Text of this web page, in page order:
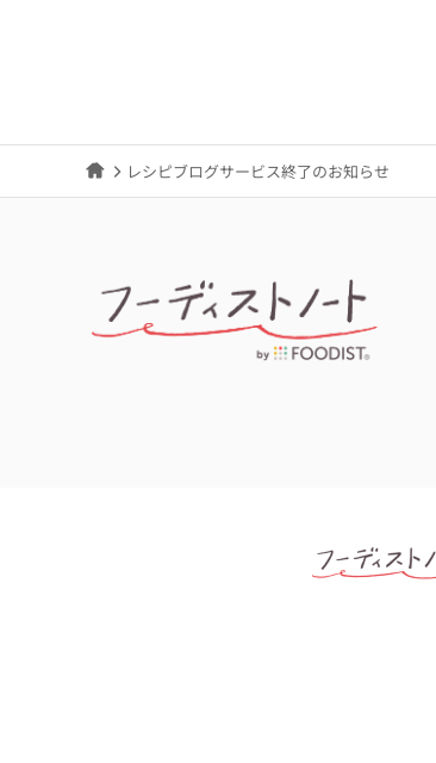
レシピブログサービス終了のお知らせ